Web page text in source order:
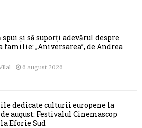
spui și să suporți adevărul despre
familie: „Aniversarea”, de Andrea
6 august 2026
dedicate culturii europene la
august: Festivalul Cinemascop
Eforie Sud